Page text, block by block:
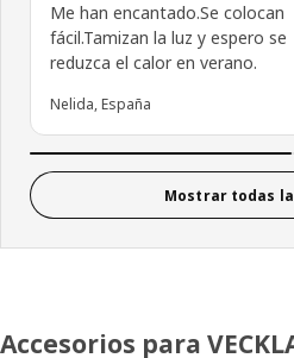
Me han encantado.Se colocan
fácil.Tamizan la luz y espero se
reduzca el calor en verano.
Nelida, España
Mostrar todas
Accesorios para